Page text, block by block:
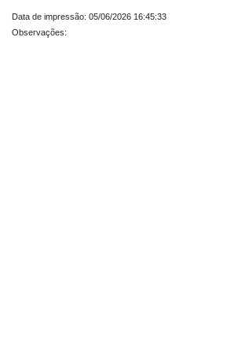
Data de impressão: 05/06/2026 16:45:33
Observações: